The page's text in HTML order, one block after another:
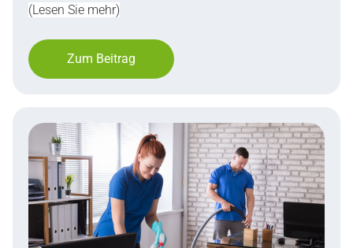
(Lesen Sie mehr)
Zum Beitrag